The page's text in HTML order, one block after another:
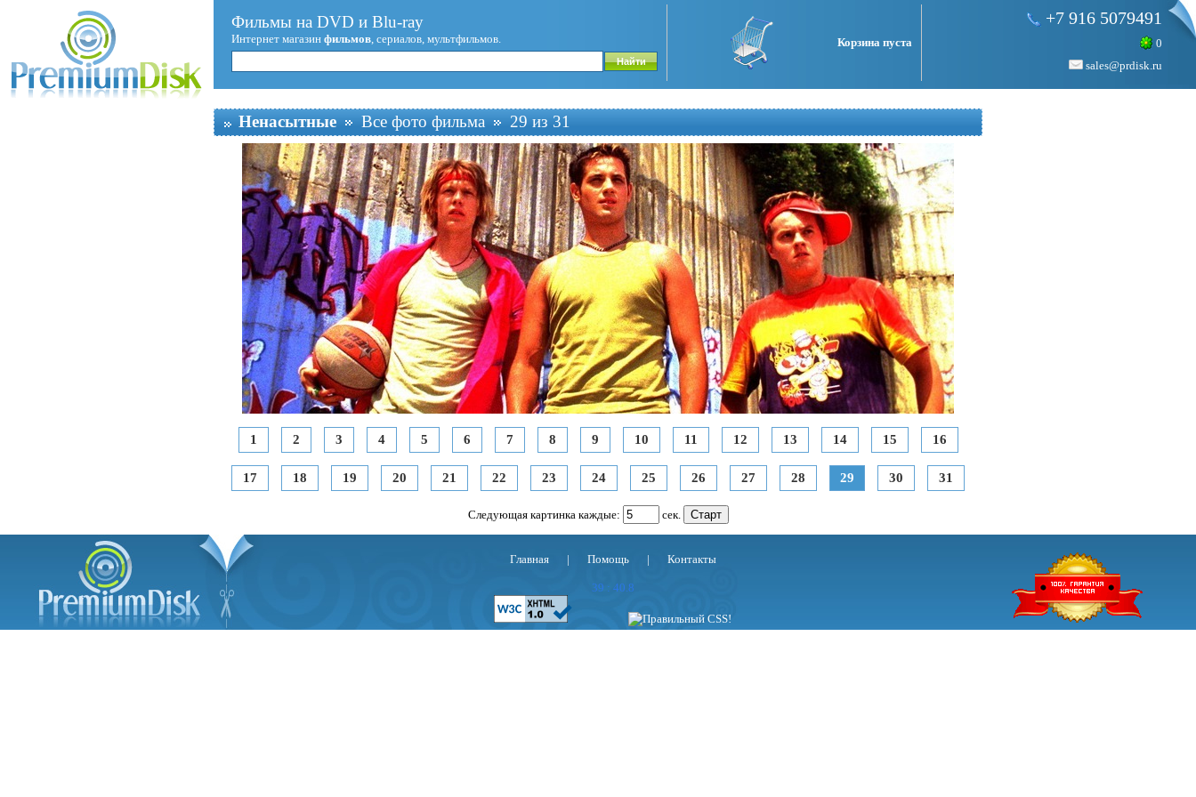
Фильмы на DVD и Blu-ray
Интернет магазин фильмов, сериалов, мультфильмов. Корзина пуста
+7 916 5079491
0
sales@prdisk.ru
Ненасытные Все фото фильма 29 из 31
1 2 3 4 5 6 7 8 9 10 11 12 13 14 15 16
17 18 19 20 21 22 23 24 25 26 27 28 29 30 31
Следующая картинка каждые: сек.
Главная | Помощь | Контакты
39 : 40.8